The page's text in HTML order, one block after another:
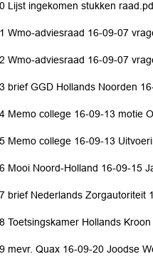
Lijst ingekomen stukken
Wmo-adviesraad 16-09-07
Wmo-adviesraad 16-09-07
brief GGD Hollands Noorden
Memo college 16-09-13 motie
Memo college 16-09-13
Mooi Noord-Holland 16-09-15
brief Nederlands Zorgautoriteit
Toetsingskamer Hollands
mevr. Quax 16-09-20 Joodse